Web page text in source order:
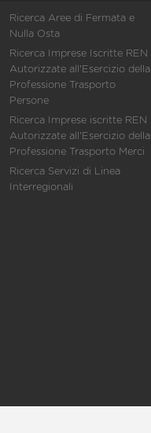
Ricerca Aree di Fermata e
Nulla Osta
Ricerca Imprese Iscritte REN
Autorizzate all'Esercizio della
Professione Trasporto
Persone
Ricerca Imprese iscritte REN
Autorizzate all'Esercizio della
Professione Trasporto Merci
Ricerca Servizi di Linea
Interregionali